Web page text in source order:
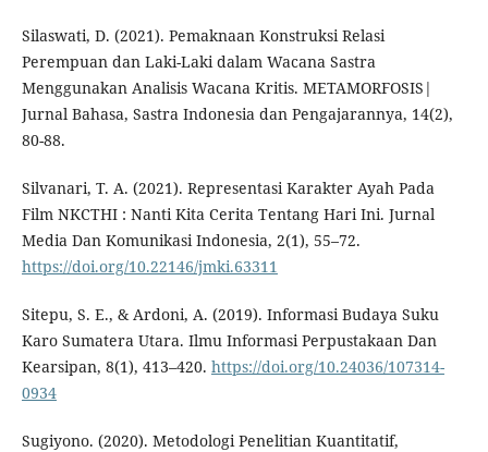
Silaswati, D. (2021). Pemaknaan Konstruksi Relasi
Perempuan dan Laki-Laki dalam Wacana Sastra
Menggunakan Analisis Wacana Kritis. METAMORFOSIS|
Jurnal Bahasa, Sastra Indonesia dan Pengajarannya, 14(2),
80-88.
Silvanari, T. A. (2021). Representasi Karakter Ayah Pada
Film NKCTHI : Nanti Kita Cerita Tentang Hari Ini. Jurnal
Media Dan Komunikasi Indonesia, 2(1), 55–72.
https://doi.org/10.22146/jmki.63311
Sitepu, S. E., & Ardoni, A. (2019). Informasi Budaya Suku
Karo Sumatera Utara. Ilmu Informasi Perpustakaan Dan
Kearsipan, 8(1), 413–420. https://doi.org/10.24036/107314-
0934
Sugiyono. (2020). Metodologi Penelitian Kuantitatif,